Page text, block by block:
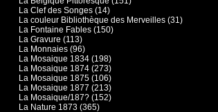
La Clef des Songes (14)
La couleur Bibliothèque des Merveilles (31)
La Fontaine Fables (150)
La Gravure (113)
La Monnaies (96)
La Mosaique 1834 (198)
La Mosaique 1874 (273)
La Mosaique 1875 (106)
La Mosaique 1877 (213)
La Mosaique/187? (152)
La Nature 1873 (365)